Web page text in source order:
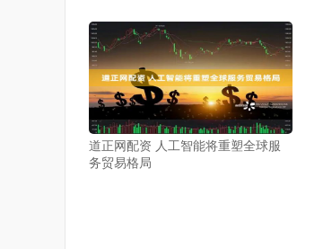
道正网配资 人工智能将重塑全球服
务贸易格局